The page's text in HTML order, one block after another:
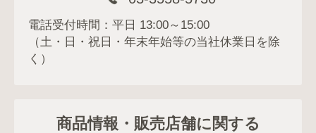
電話受付時間：平日 13:00～15:00
（土・日・祝日・年末年始等の当社休業日を除
く）
商品情報・販売店舗に関する